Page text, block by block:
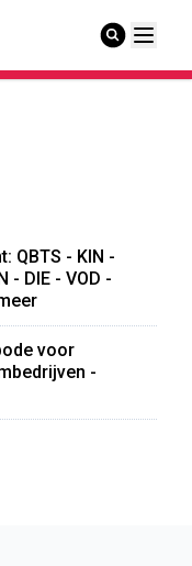
QBTS - KIN -
- DIE - VOD -
voor
-